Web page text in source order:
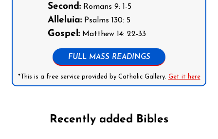
Second: Romans 9: 1-5
Alleluia: Psalms 130: 5
Gospel: Matthew 14: 22-33
FULL MASS READINGS
*This is a free service provided by Catholic Gallery. Get it here
Recently added Bibles